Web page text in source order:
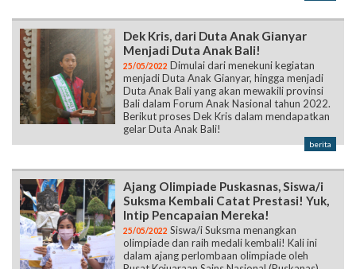
Dek Kris, dari Duta Anak Gianyar
Menjadi Duta Anak Bali!
25/05/2022 Dimulai dari menekuni kegiatan
menjadi Duta Anak Gianyar, hingga menjadi
Duta Anak Bali yang akan mewakili provinsi
Bali dalam Forum Anak Nasional tahun 2022.
Berikut proses Dek Kris dalam mendapatkan
gelar Duta Anak Bali!
berita
Ajang Olimpiade Puskasnas, Siswa/i
Suksma Kembali Catat Prestasi! Yuk,
Intip Pencapaian Mereka!
25/05/2022 Siswa/i Suksma menangkan
olimpiade dan raih medali kembali! Kali ini
dalam ajang perlombaan olimpiade oleh